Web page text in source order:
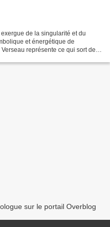
de la singularité et du
et énergétique de
représente ce qui sort de
sur le portail Overblog